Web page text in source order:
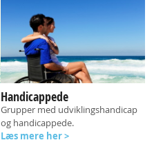
Handicappede
Grupper med udviklingshandicap
og handicappede.
Læs mere her >